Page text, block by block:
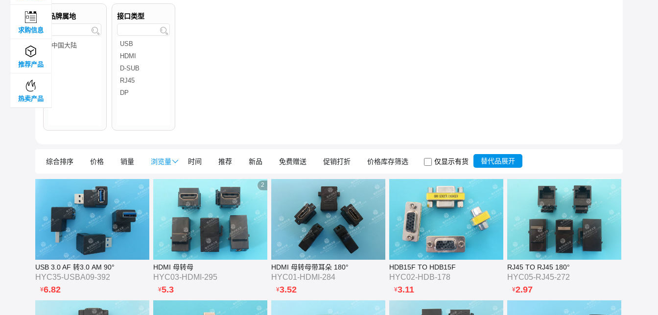
品牌属地

接口类型

综合排序 价格 销量 浏览量 时间 推荐 新品 免费赠送 促销打折 价格库存筛选 仅显示有货 替代品展开
共15 列表
图片

USB 3.0 AF 转3.0 AM 90°
HYC35-USBA09-392
¥6.82
2
HDMI 母转母
HYC03-HDMI-295
¥5.3
HDMI 母转母带耳朵 180°
HYC01-HDMI-284
¥3.52
HDB15F TO HDB15F
HYC02-HDB-178
¥3.11
RJ45 TO RJ45 180°
HYC05-RJ45-272
¥2.97

求购信息

推荐产品

热卖产品